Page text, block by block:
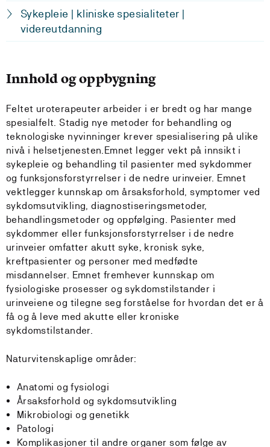
Sykepleie | kliniske spesialiteter |
videreutdanning
Innhold og oppbygning
Feltet uroterapeuter arbeider i er bredt og har mange
spesialfelt. Stadig nye metoder for behandling og
teknologiske nyvinninger krever spesialisering på ulike
nivå i helsetjenesten.Emnet legger vekt på innsikt i
sykepleie og behandling til pasienter med sykdommer
og funksjonsforstyrrelser i de nedre urinveier. Emnet
vektlegger kunnskap om årsaksforhold, symptomer ved
sykdomsutvikling, diagnostiseringsmetoder,
behandlingsmetoder og oppfølging. Pasienter med
sykdommer eller funksjonsforstyrrelser i de nedre
urinveier omfatter akutt syke, kronisk syke,
kreftpasienter og personer med medfødte
misdannelser. Emnet fremhever kunnskap om
fysiologiske prosesser og sykdomstilstander i
urinveiene og tilegne seg forståelse for hvordan det er å
få og å leve med akutte eller kroniske
sykdomstilstander.
Naturvitenskaplige områder:
Anatomi og fysiologi
Årsaksforhold og sykdomsutvikling
Mikrobiologi og genetikk
Patologi
Komplikasjoner til andre organer som følge av